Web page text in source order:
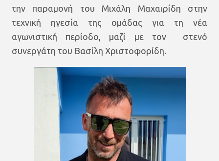
την παραμονή του Μιχάλη Μαχαιρίδη στην
τεχνική ηγεσία της ομάδας για τη νέα
αγωνιστική περίοδο, μαζί με τον στενό
συνεργάτη του Βασίλη Χριστοφορίδη.